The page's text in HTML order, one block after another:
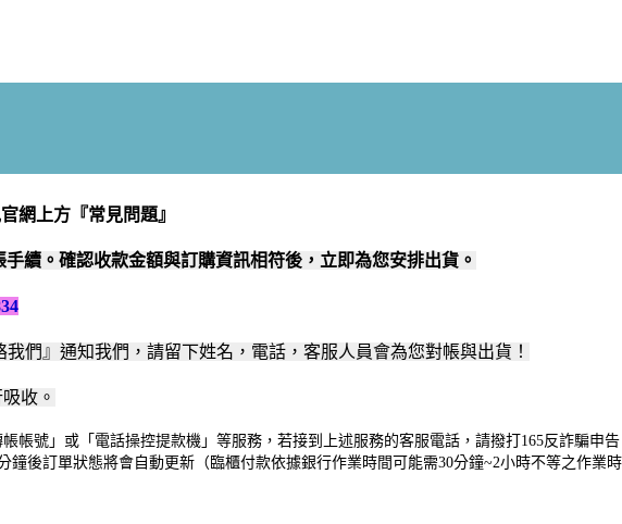
網上方『常見問題』
續。確認收款金額與訂購資訊相符後，立即為您安排出貨 。
們』通知我們，請留下姓名，電話，客服人員會為您對帳與出貨！
收。
帳號」或「電話操控提款機」等服務，若接到上述服務的客服電話，請撥打165反詐騙申告
鐘後訂單狀態將會自動更新（臨櫃付款依據銀行作業時間可能需30分鐘~2小時不等之作業